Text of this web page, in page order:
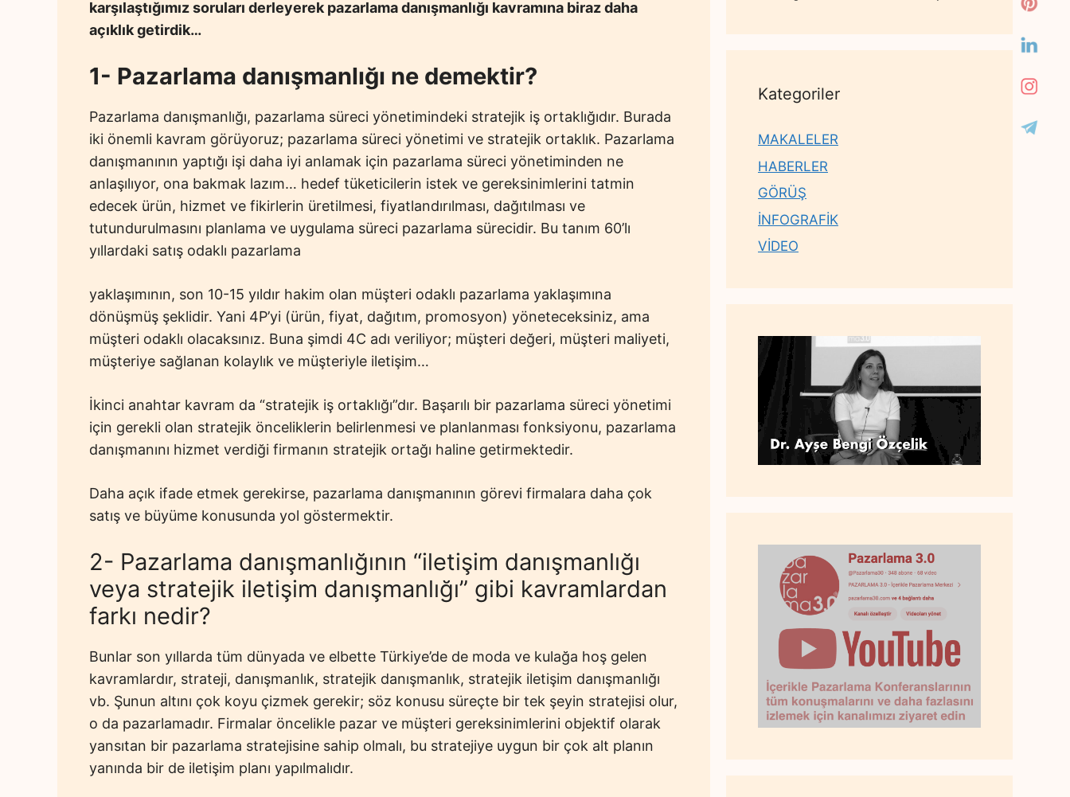
karşılaştığımız soruları derleyerek pazarlama danışmanlığı kavramına biraz daha
açıklık getirdik…
1- Pazarlama danışmanlığı ne demektir?
Pazarlama danışmanlığı, pazarlama süreci yönetimindeki stratejik iş ortaklığıdır. Burada
iki önemli kavram görüyoruz; pazarlama süreci yönetimi ve stratejik ortaklık. Pazarlama
danışmanının yaptığı işi daha iyi anlamak için pazarlama süreci yönetiminden ne
anlaşılıyor, ona bakmak lazım… hedef tüketicilerin istek ve gereksinimlerini tatmin
edecek ürün, hizmet ve fikirlerin üretilmesi, fiyatlandırılması, dağıtılması ve
tutundurulmasını planlama ve uygulama süreci pazarlama sürecidir. Bu tanım 60’lı
yıllardaki satış odaklı pazarlama
yaklaşımının, son 10-15 yıldır hakim olan müşteri odaklı pazarlama yaklaşımına
dönüşmüş şeklidir. Yani 4P’yi (ürün, fiyat, dağıtım, promosyon) yöneteceksiniz, ama
müşteri odaklı olacaksınız. Buna şimdi 4C adı veriliyor; müşteri değeri, müşteri maliyeti,
müşteriye sağlanan kolaylık ve müşteriyle iletişim…
İkinci anahtar kavram da “stratejik iş ortaklığı”dır. Başarılı bir pazarlama süreci yönetimi
için gerekli olan stratejik önceliklerin belirlenmesi ve planlanması fonksiyonu, pazarlama
danışmanını hizmet verdiği firmanın stratejik ortağı haline getirmektedir.
Daha açık ifade etmek gerekirse, pazarlama danışmanının görevi firmalara daha çok
satış ve büyüme konusunda yol göstermektir.
2- Pazarlama danışmanlığının “iletişim danışmanlığı
veya stratejik iletişim danışmanlığı” gibi kavramlardan
farkı nedir?
Bunlar son yıllarda tüm dünyada ve elbette Türkiye’de de moda ve kulağa hoş gelen
kavramlardır, strateji, danışmanlık, stratejik danışmanlık, stratejik iletişim danışmanlığı
vb. Şunun altını çok koyu çizmek gerekir; söz konusu süreçte bir tek şeyin stratejisi olur,
o da pazarlamadır. Firmalar öncelikle pazar ve müşteri gereksinimlerini objektif olarak
yansıtan bir pazarlama stratejisine sahip olmalı, bu stratejiye uygun bir çok alt planın
yanında bir de iletişim planı yapılmalıdır.
Kategoriler
MAKALELER
HABERLER
GÖRÜŞ
İNFOGRAFİK
VİDEO